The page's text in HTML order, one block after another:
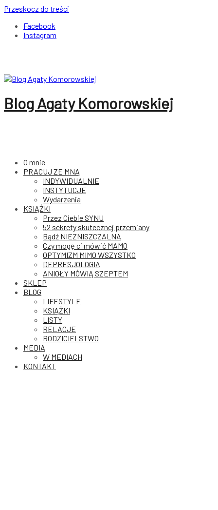
Przeskocz do treści
Facebook
Instagram
Blog Agaty Komorowskiej
O mnie
PRACUJ ZE MNĄ
INDYWIDUALNIE
INSTYTUCJE
Wydarzenia
KSIĄŻKI
Przez Ciebie SYNU
52 sekrety skutecznej przemiany
Bądź NIEZNISZCZALNA
Czy mogę ci mówić MAMO
OPTYMIZM MIMO WSZYSTKO
DEPRESJOLOGIA
ANIOŁY MÓWIĄ SZEPTEM
SKLEP
BLOG
LIFESTYLE
KSIĄŻKI
LISTY
RELACJE
RODZICIELSTWO
MEDIA
W MEDIACH
KONTAKT